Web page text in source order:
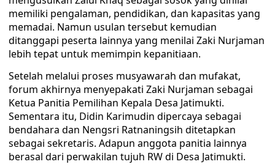
memiliki pengalaman, pendidikan, dan kapasitas yang
memadai. Namun usulan tersebut kemudian
ditanggapi peserta lainnya yang menilai Zaki Nurjaman
lebih tepat untuk memimpin kepanitiaan.
Setelah melalui proses musyawarah dan mufakat,
forum akhirnya menyepakati Zaki Nurjaman sebagai
Ketua Panitia Pemilihan Kepala Desa Jatimukti.
Sementara itu, Didin Karimudin dipercaya sebagai
bendahara dan Nengsri Ratnaningsih ditetapkan
sebagai sekretaris. Adapun anggota panitia lainnya
berasal dari perwakilan tujuh RW di Desa Jatimukti.